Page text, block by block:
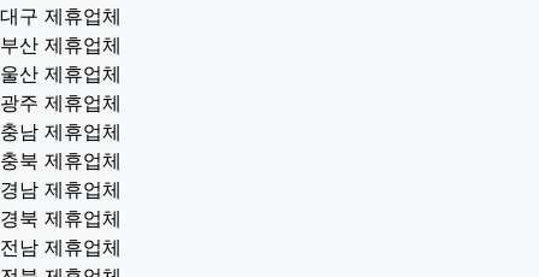
대구 제휴업체
부산 제휴업체
울산 제휴업체
광주 제휴업체
충남 제휴업체
충북 제휴업체
경남 제휴업체
경북 제휴업체
전남 제휴업체